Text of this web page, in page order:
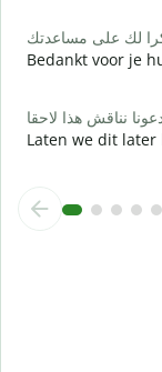
Bedankt voor je
نناقش هذا لاحقا
Laten we dit later